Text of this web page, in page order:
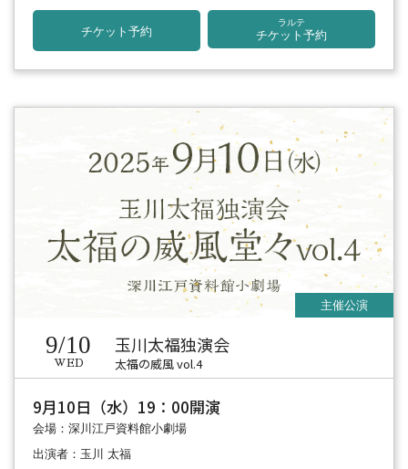
チケット予約
ラルテ
チケット予約
9/10
WED
玉川太福独演会
太福の威風 vol.4
9月10日（水）19：00開演
会場：深川江戸資料館小劇場
出演者：玉川 太福